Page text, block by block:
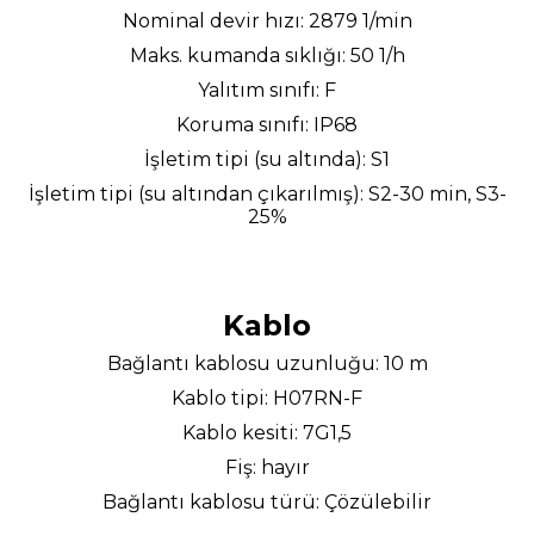
Nominal devir hızı: 2879 1/min
Maks. kumanda sıklığı: 50 1/h
Yalıtım sınıfı: F
Koruma sınıfı: IP68
İşletim tipi (su altında): S1
İşletim tipi (su altından çıkarılmış): S2-30 min, S3-
25%
Kablo
Bağlantı kablosu uzunluğu: 10 m
Kablo tipi: H07RN-F
Kablo kesiti: 7G1,5
Fiş: hayır
Bağlantı kablosu türü: Çözülebilir